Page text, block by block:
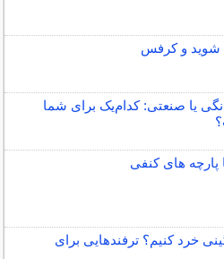
شوید و کرفس
یا صنعتی: کدام‌یک برای شما
پارچه های کنفی
خرد کنیم؟ ترفندهایی برای